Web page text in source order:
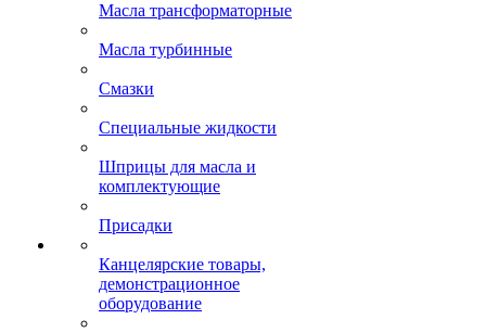
Масла трансформаторные
Масла турбинные
Смазки
Специальные жидкости
Шприцы для масла и
комплектующие
Присадки
Канцелярские товары,
демонстрационное
оборудование